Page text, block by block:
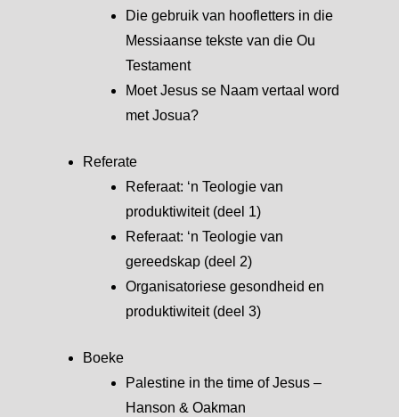
Die gebruik van hoofletters in die
Messiaanse tekste van die Ou
Testament
Moet Jesus se Naam vertaal word
met Josua?
Referate
Referaat: ‘n Teologie van
produktiwiteit (deel 1)
Referaat: ‘n Teologie van
gereedskap (deel 2)
Organisatoriese gesondheid en
produktiwiteit (deel 3)
Boeke
Palestine in the time of Jesus –
Hanson & Oakman